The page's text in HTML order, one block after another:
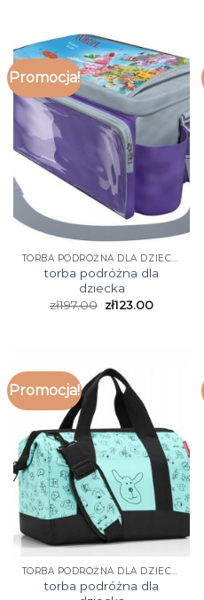
Promocja!
torba podróżna dla
dziecka
zł197.00 zł123.00
Promocja!
TORBA PODRÓŻNA DLA DZIECKA
torba podróżna dla